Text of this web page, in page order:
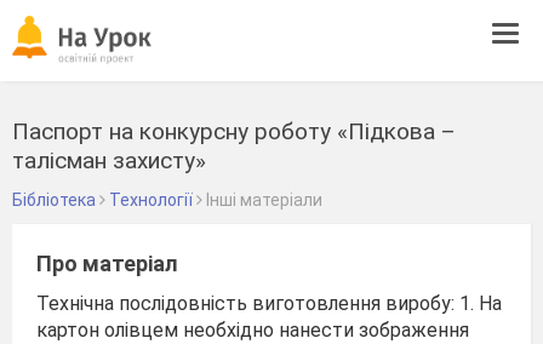
Паспорт на конкурсну роботу «Підкова –
талісман захисту»
Бібліотека Технології Інші матеріали
Про матеріал
Технічна послідовність виготовлення виробу: 1. На
картон олівцем необхідно нанести зображення